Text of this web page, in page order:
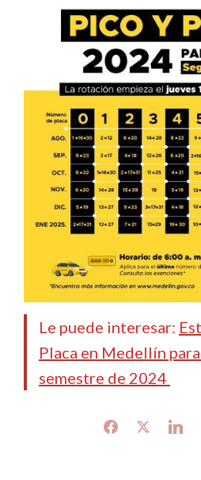
Le puede interesar:
Placa en Medellín
semestre de 2024